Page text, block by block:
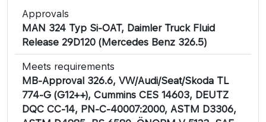
Approvals
MAN 324 Typ Si-OAT, Daimler Truck Fluid
Release 29D120 (Mercedes Benz 326.5)
Meets requirements
MB-Approval 326.6, VW/Audi/Seat/Skoda TL
774-G (G12++), Cummins CES 14603, DEUTZ
DQC CC-14, PN-C-40007:2000, ASTM D3306,